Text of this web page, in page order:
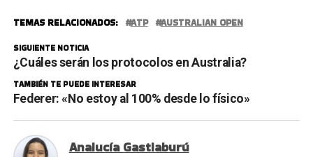
TEMAS RELACIONADOS: ATP AUSTRALIAN OPEN
SIGUIENTE NOTICIA
¿Cuáles serán los protocolos en Australia?
TAMBIÉN TE PUEDE INTERESAR
Federer: «No estoy al 100% desde lo físico»
Analucía Gastiaburú